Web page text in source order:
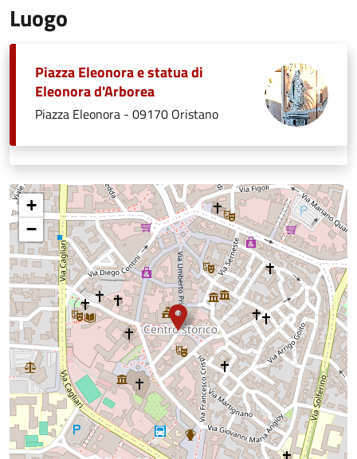
Luogo
Piazza Eleonora e statua di
Eleonora d'Arborea
Piazza Eleonora - 09170 Oristano
+
−